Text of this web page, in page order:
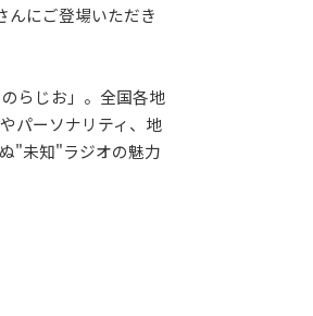
バー
んにご登場いただき
らじお」。全国各地
パーソナリティ、地
"未知"ラジオの魅力